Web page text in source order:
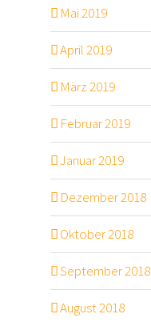
Mai 2019
April 2019
März 2019
Februar 2019
Januar 2019
Dezember 2018
Oktober 2018
September 2018
August 2018